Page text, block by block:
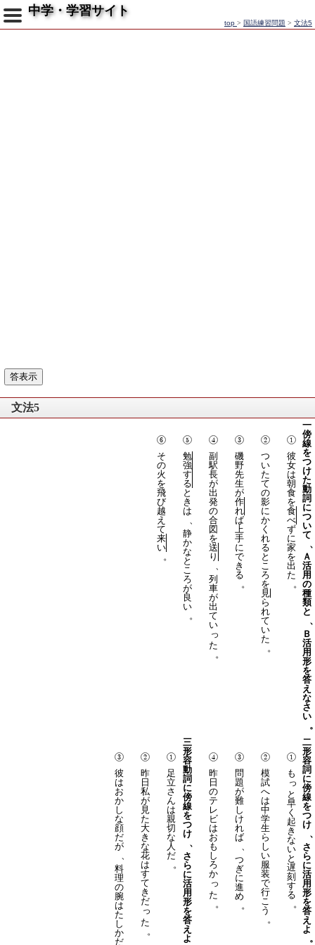
中学・学習サイト
top > 国語練習問題 > 文法5
文法5
傍
線
を
つ
け
た
動
詞
に
つ
い
て
Ａ
活
用
の
種
類
と
Ｂ
活
用
形
を
答
え
な
さ
い
彼
女
は
朝
食
を
食
べ
ず
に
家
を
出
た
。
つ
い
た
て
の
影
に
か
く
れ
る
と
こ
ろ
を
見
ら
れ
て
い
た
。
磯
野
先
生
が
作
れ
ば
上
手
に
で
き
る
。
副
駅
長
が
出
発
の
合
図
を
送
り
、
列
車
が
出
て
い
っ
た
。
勉
強
す
る
と
き
は
、
静
か
な
と
こ
ろ
が
良
い
。
そ
の
火
を
飛
び
越
え
て
来
い
。
形
容
詞
に
傍
線
を
つ
け
さ
ら
に
活
用
形
を
答
え
よ
も
っ
と
早
く
起
き
な
い
と
遅
刻
す
る
。
模
試
へ
は
中
学
生
ら
し
い
服
装
で
行
こ
う
。
問
題
が
難
し
け
れ
ば
、
つ
ぎ
に
進
め
。
昨
日
の
テ
レ
ビ
は
お
も
し
ろ
か
っ
た
。
三
形
容
動
詞
に
傍
線
を
つ
け
、
さ
ら
に
活
用
形
を
答
え
よ
足
立
さ
ん
は
親
切
な
人
だ
。
昨
日
私
が
見
た
大
き
な
花
は
す
て
き
だ
っ
た
。
彼
は
お
か
し
な
顔
だ
が
、
料
理
の
腕
は
た
し
か
だ